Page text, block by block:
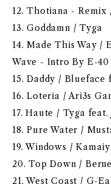
12. Thotiana - Remix
13. Goddamn / Tyga
14. Made This Way /
Wave - Intro By E-40
15. Daddy / Blueface
16. Loteria / Ari3s
17. Haute / Tyga
18. Pure Water /
19. Windows /
20. Top Down /
21. West Coast / G-